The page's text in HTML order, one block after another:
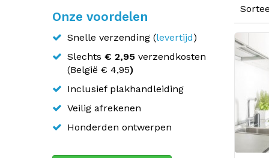
Onze voordelen
Snelle verzending (levertijd)
Slechts € 2,95 verzendkosten
(België € 4,95)
Inclusief plakhandleiding
Veilig afrekenen
Honderden ontwerpen